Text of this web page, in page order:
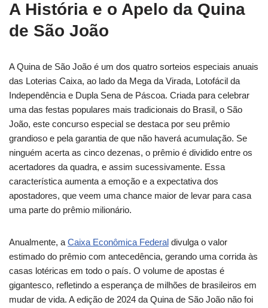
A História e o Apelo da Quina
de São João
A Quina de São João é um dos quatro sorteios especiais anuais
das Loterias Caixa, ao lado da Mega da Virada, Lotofácil da
Independência e Dupla Sena de Páscoa. Criada para celebrar
uma das festas populares mais tradicionais do Brasil, o São
João, este concurso especial se destaca por seu prêmio
grandioso e pela garantia de que não haverá acumulação. Se
ninguém acerta as cinco dezenas, o prêmio é dividido entre os
acertadores da quadra, e assim sucessivamente. Essa
característica aumenta a emoção e a expectativa dos
apostadores, que veem uma chance maior de levar para casa
uma parte do prêmio milionário.
Anualmente, a Caixa Econômica Federal divulga o valor
estimado do prêmio com antecedência, gerando uma corrida às
casas lotéricas em todo o país. O volume de apostas é
gigantesco, refletindo a esperança de milhões de brasileiros em
mudar de vida. A edição de 2024 da Quina de São João não foi